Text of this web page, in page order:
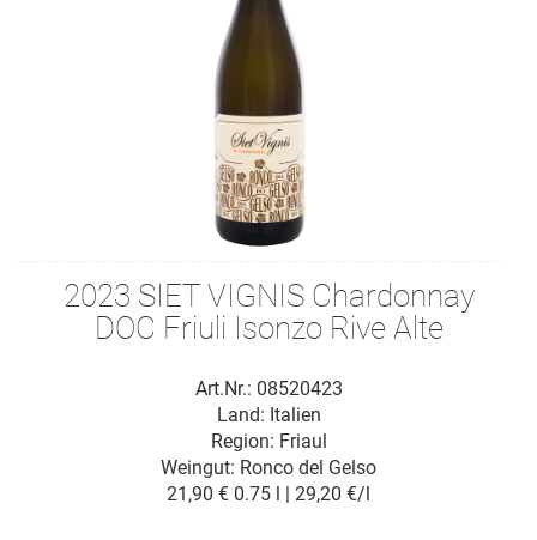
2023 SIET VIGNIS Chardonnay
DOC Friuli Isonzo Rive Alte
Art.Nr.: 08520423
Region: Friaul
Land: Italien
Weingut: Ronco del Gelso
21,90 € 0.75 l | 29,20 €/l